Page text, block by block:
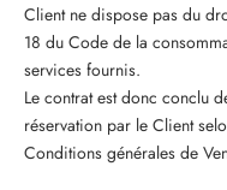
Client ne dispose pas du
18 du Code de la
services fournis.
Le contrat est donc conclu
réservation par le Client
Conditions générales de